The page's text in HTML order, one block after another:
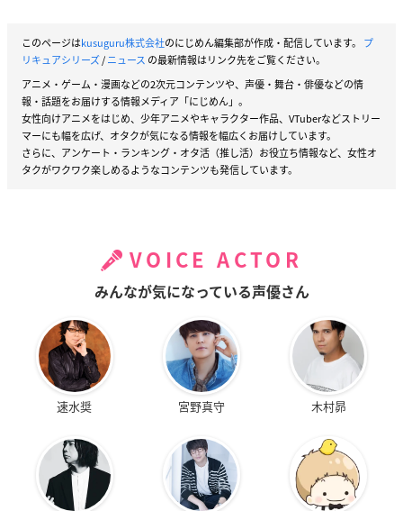
このページはkusuguru株式会社のにじめん編集部が作成・配信しています。 プ
リキュアシリーズ/ニュース の最新情報はリンク先をご覧ください。
アニメ・ゲーム・漫画などの2次元コンテンツや、声優・舞台・俳優などの情
報・話題をお届けする情報メディア「にじめん」。
女性向けアニメをはじめ、少年アニメやキャラクター作品、VTuberなどストリー
マーにも幅を広げ、オタクが気になる情報を幅広くお届けしています。
さらに、アンケート・ランキング・オタ活（推し活）お役立ち情報など、女性オ
タクがワクワク楽しめるようなコンテンツも発信しています。
VOICE ACTOR
みんなが気になっている声優さん
速水奨 宮野真守 木村昴